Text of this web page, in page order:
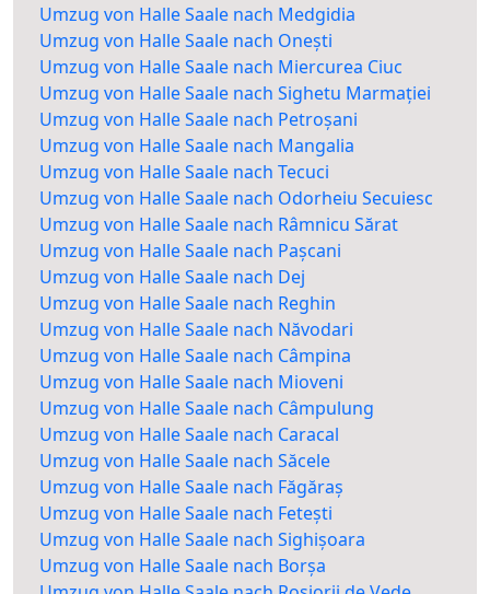
Umzug von Halle Saale nach Medgidia
Umzug von Halle Saale nach Onești
Umzug von Halle Saale nach Miercurea Ciuc
Umzug von Halle Saale nach Sighetu Marmației
Umzug von Halle Saale nach Petroșani
Umzug von Halle Saale nach Mangalia
Umzug von Halle Saale nach Tecuci
Umzug von Halle Saale nach Odorheiu Secuiesc
Umzug von Halle Saale nach Râmnicu Sărat
Umzug von Halle Saale nach Pașcani
Umzug von Halle Saale nach Dej
Umzug von Halle Saale nach Reghin
Umzug von Halle Saale nach Năvodari
Umzug von Halle Saale nach Câmpina
Umzug von Halle Saale nach Mioveni
Umzug von Halle Saale nach Câmpulung
Umzug von Halle Saale nach Caracal
Umzug von Halle Saale nach Săcele
Umzug von Halle Saale nach Făgăraș
Umzug von Halle Saale nach Fetești
Umzug von Halle Saale nach Sighișoara
Umzug von Halle Saale nach Borșa